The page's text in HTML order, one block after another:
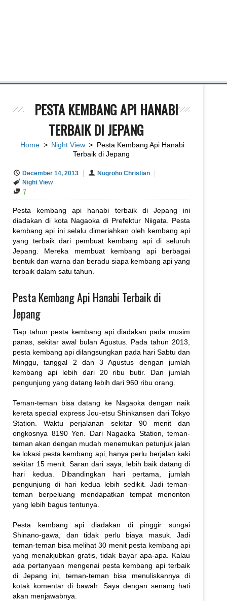
PESTA KEMBANG API HANABI
TERBAIK DI JEPANG
Home> Night View > Pesta Kembang Api Hanabi
Terbaik di Jepang
December 14, 2013
Nugroho Christian
Night View
7
Pesta kembang api hanabi terbaik di Jepang ini
diadakan di kota Nagaoka di Prefektur Niigata. Pesta
kembang api ini selalu dimeriahkan oleh kembang api
yang terbaik dari pembuat kembang api di seluruh
Jepang. Mereka membuat kembang api berbagai
bentuk dan warna dan beradu siapa kembang api yang
terbaik dalam satu tahun.
Pesta Kembang Api Hanabi Terbaik di
Jepang
Tiap tahun pesta kembang api diadakan pada musim
panas, sekitar awal bulan Agustus. Pada tahun 2013,
pesta kembang api dilangsungkan pada hari Sabtu dan
Minggu, tanggal 2 dan 3 Agustus dengan jumlah
kembang api lebih dari 20 ribu butir. Dan jumlah
pengunjung yang datang lebih dari 960 ribu orang.
Teman-teman bisa datang ke Nagaoka dengan naik
kereta special express Jou-etsu Shinkansen dari Tokyo
Station. Waktu perjalanan sekitar 90 menit dan
ongkosnya 8190 Yen. Dari Nagaoka Station, teman-
teman akan dengan mudah menemukan petunjuk jalan
ke lokasi pesta kembang api, hanya perlu berjalan kaki
sekitar 15 menit. Saran dari saya, lebih baik datang di
hari kedua. Dibandingkan hari pertama, jumlah
pengunjung di hari kedua lebih sedikit. Jadi teman-
teman berpeluang mendapatkan tempat menonton
yang lebih bagus tentunya.
Pesta kembang api diadakan di pinggir sungai
Shinano-gawa, dan tidak perlu biaya masuk. Jadi
teman-teman bisa melihat 30 menit pesta kembang api
yang menakjubkan gratis, tidak bayar apa-apa. Kalau
ada pertanyaan mengenai pesta kembang api terbaik
di Jepang ini, teman-teman bisa menuliskannya di
kotak komentar di bawah. Saya dengan senang hati
akan menjawabnya.